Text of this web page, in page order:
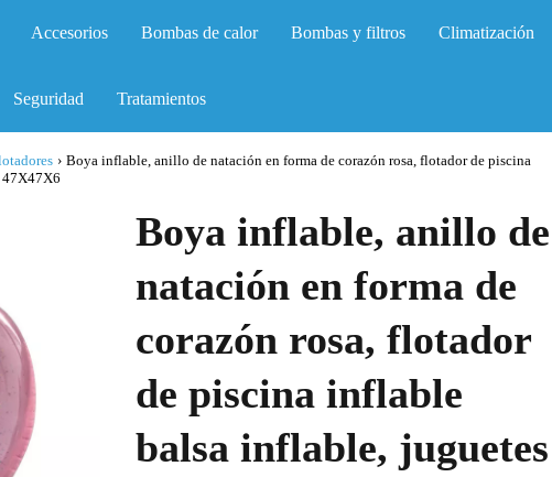
Accesorios Bombas de calor Bombas y filtros Climatización
Seguridad Tratamientos
› Boya inflable, anillo de natación en forma de corazón rosa, flotador de piscina
47X47X6
Boya inflable, anillo de
natación en forma de
corazón rosa, flotador
de piscina inflable
balsa inflable, juguetes